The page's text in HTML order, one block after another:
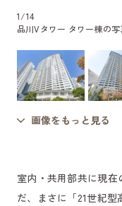
1/14
品川Vタワー タワー棟の写
画像をもっと見る
室内・共用部共に現
だ、まさに「21世紀